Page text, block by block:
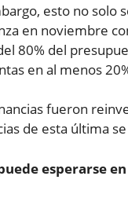
esto no solo
en noviembre
80% del
en al menos
fueron
de esta última
esperarse